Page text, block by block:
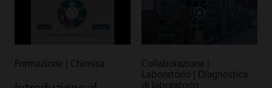
Formazione | Chimica
Collaborazione |
Laboratorio | Diagnostica